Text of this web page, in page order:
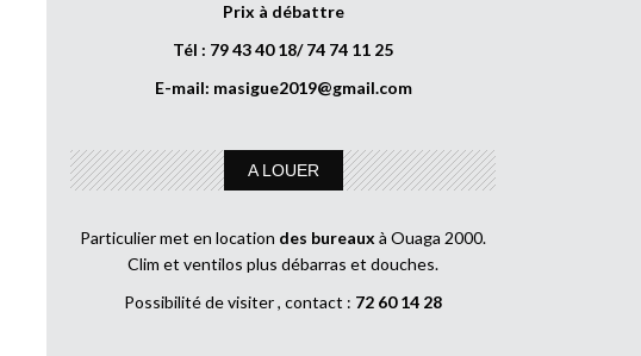
Prix à débattre
Tél : 79 43 40 18/ 74 74 11 25
E-mail: masigue2019@gmail.com
A LOUER
Particulier met en location des bureaux à Ouaga 2000.
Clim et ventilos plus débarras et douches.
Possibilité de visiter , contact : 72 60 14 28